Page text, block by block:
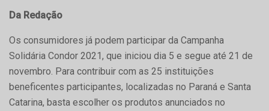
Da Redação
Os consumidores já podem participar da Campanha
Solidária Condor 2021, que iniciou dia 5 e segue até 21 de
novembro. Para contribuir com as 25 instituições
beneficentes participantes, localizadas no Paraná e Santa
Catarina, basta escolher os produtos anunciados no